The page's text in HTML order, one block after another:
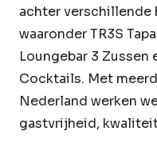
achter verschillende
waaronder TR3S
Loungebar 3
Cocktails. Met
Nederland werken
gastvrijheid,